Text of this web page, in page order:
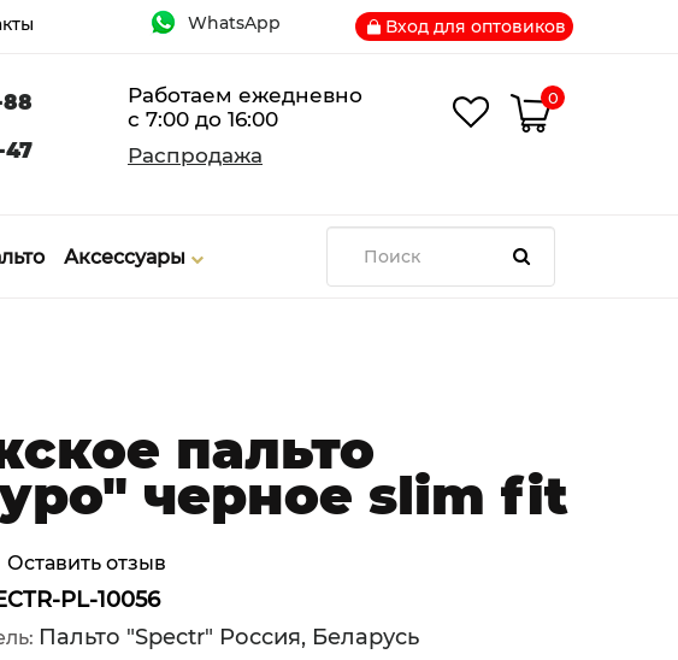
WhatsApp Вход для оптовиков
88
47
Работаем ежедневно
с 7:00 до 16:00
Распродажа
0
Аксессуары
пальто
черное slim fit
Оставить отзыв
PL-10056
Пальто "Spectr" Россия, Беларусь